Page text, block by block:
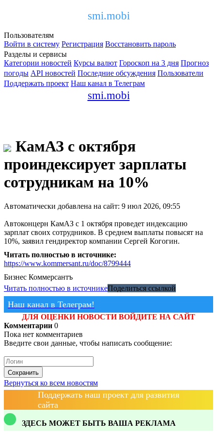
smi.mobi
Пользователям
Войти в систему Регистрация Восстановить пароль
Разделы и сервисы
Категории новостей Курсы валют Гороскоп на 3 дня Прогноз
погоды API новостей Последние обсуждения Пользователи
Поддержать проект Наш канал в Телеграм
smi.mobi
КамАЗ с октября
проиндексирует зарплаты
сотрудникам на 10%
Автоматически добавлена на сайт: 9 июл 2026, 09:55
Автоконцерн КамАЗ с 1 октября проведет индексацию
зарплат своих сотрудников. В среднем выплаты повысят на
10%, заявил гендиректор компании Сергей Когогин.
Читать полностью в источнике:
https://www.kommersant.ru/doc/8799444
Бизнес Коммерсантъ
Читать полностью в источникеПоделиться ссылкой
Наш канал в Телеграм!
ДЛЯ ОЦЕНКИ НОВОСТИ ВОЙДИТЕ НА САЙТ
Комментарии 0
Пока нет комментариев
Введите свои данные, чтобы написать сообщение:
Сохранить
Вернуться ко всем новостям
Поддержать наш проект для развития
сайта
ЗДЕСЬ МОЖЕТ БЫТЬ ВАША РЕКЛАМА